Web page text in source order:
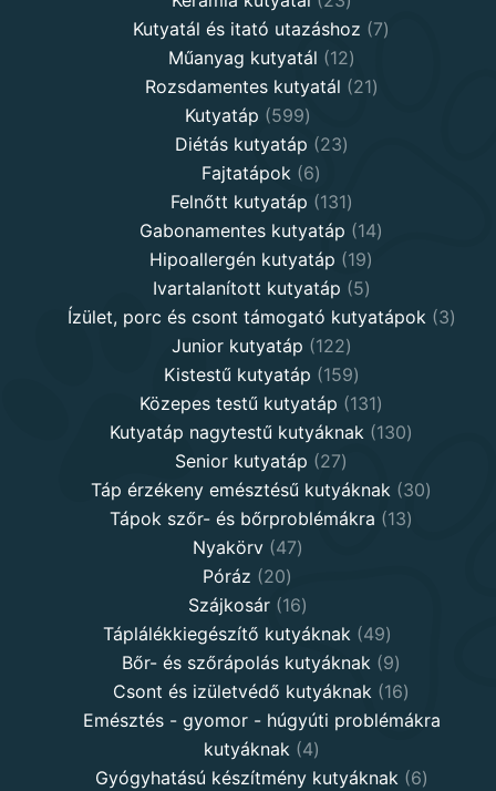
products
Kutyatál és itató utazáshoz 77
Műanyag kutyatál 1212
products
Rozsdamentes kutyatál 2121
Kutyatáp 599599
products
Diétás kutyatáp 2323
Fajtatápok 66
products
Felnőtt kutyatáp 131131
products
Gabonamentes kutyatáp 1414
Hipoallergén kutyatáp 1919
products
Ivartalanított kutyatáp 55
products
Ízület, porc és csont támogató kutyatápok 33
Junior kutyatáp 122122
products
Kistestű kutyatáp 159159
products
Közepes testű kutyatáp 131131
products
Kutyatáp nagytestű kutyáknak 130130
Senior kutyatáp 2727
products
Táp érzékeny emésztésű kutyáknak 3030
Tápok szőr- és bőrproblémákra 1313
Nyakörv 4747
Póráz 2020
products
Szájkosár 1616
products
Táplálékkiegészítő kutyáknak 4949
products
Bőr- és szőrápolás kutyáknak 99
products
Csont és izületvédő kutyáknak 1616
products
Emésztés - gyomor - húgyúti problémákra
kutyáknak
44
products
Gyógyhatású készítmény kutyáknak 66